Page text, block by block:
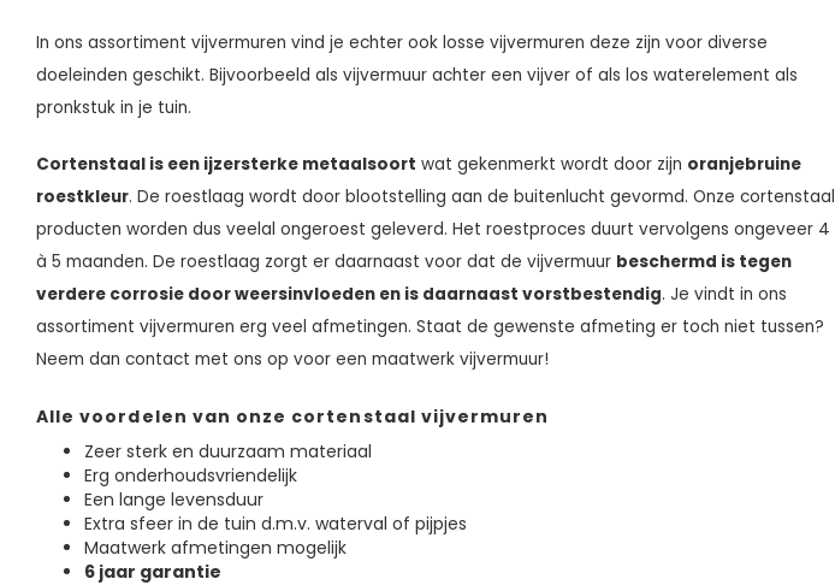
In ons assortiment vijvermuren vind je echter ook losse vijvermuren deze zijn voor diverse
doeleinden geschikt. Bijvoorbeeld als vijvermuur achter een vijver of als los waterelement als
pronkstuk in je tuin.
Cortenstaal is een ijzersterke metaalsoort wat gekenmerkt wordt door zijn oranjebruine
roestkleur. De roestlaag wordt door blootstelling aan de buitenlucht gevormd. Onze cortenstaal
producten worden dus veelal ongeroest geleverd. Het roestproces duurt vervolgens ongeveer 4
à 5 maanden. De roestlaag zorgt er daarnaast voor dat de vijvermuur beschermd is tegen
verdere corrosie door weersinvloeden en is daarnaast vorstbestendig. Je vindt in ons
assortiment vijvermuren erg veel afmetingen. Staat de gewenste afmeting er toch niet tussen?
Neem dan contact met ons op voor een maatwerk vijvermuur!
Alle voordelen van onze cortenstaal vijvermuren
Zeer sterk en duurzaam materiaal
Erg onderhoudsvriendelijk
Een lange levensduur
Extra sfeer in de tuin d.m.v. waterval of pijpjes
Maatwerk afmetingen mogelijk
6 jaar garantie